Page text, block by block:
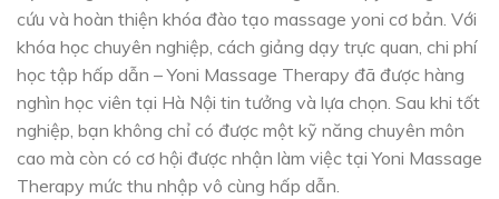
cứu và hoàn thiện khóa đào tạo massage yoni cơ bản. Với
khóa học chuyên nghiệp, cách giảng dạy trực quan, chi phí
học tập hấp dẫn – Yoni Massage Therapy đã được hàng
nghìn học viên tại Hà Nội tin tưởng và lựa chọn. Sau khi tốt
nghiệp, bạn không chỉ có được một kỹ năng chuyên môn
cao mà còn có cơ hội được nhận làm việc tại Yoni Massage
Therapy mức thu nhập vô cùng hấp dẫn.